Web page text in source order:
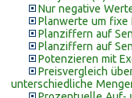
Nur negative
Planwerte um fixe
Planziffern auf
Planziffern auf
Potenzieren mit
Preisvergleich
unterschiedliche